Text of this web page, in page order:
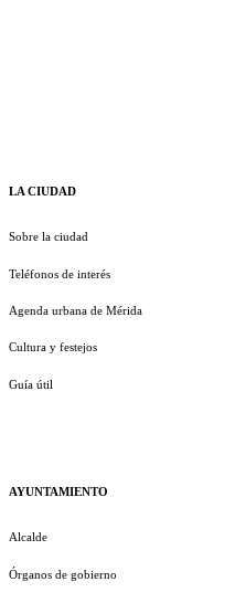
LA CIUDAD
Sobre la ciudad
Teléfonos de interés
Agenda urbana de Mérida
Cultura y festejos
Guía útil
AYUNTAMIENTO
Alcalde
Órganos de gobierno